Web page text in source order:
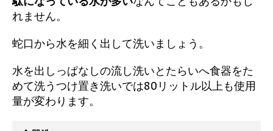
れません。
蛇口から水を細く出して洗いましょう。
水を出しっぱなしの流し洗いとたらいへ食器をた
めて洗うつけ置き洗いでは80リットル以上も使用
量が変わります。